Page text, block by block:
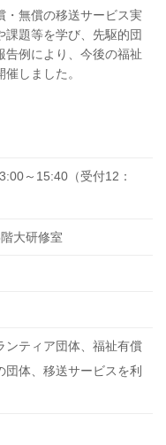
・無償の移送サービス実
題等を学び、先駆的団
告例により、今後の福祉
しました。
～15:40（受付12：
大研修室
ンティア団体、福祉有償
体、移送サービスを利